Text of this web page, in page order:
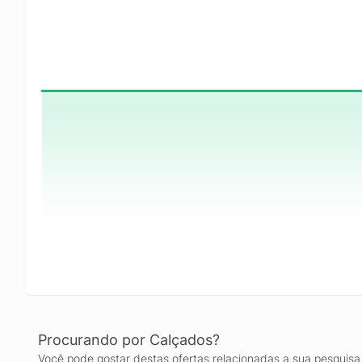
Procurando por Calçados?
Você pode gostar destas ofertas relacionadas a sua